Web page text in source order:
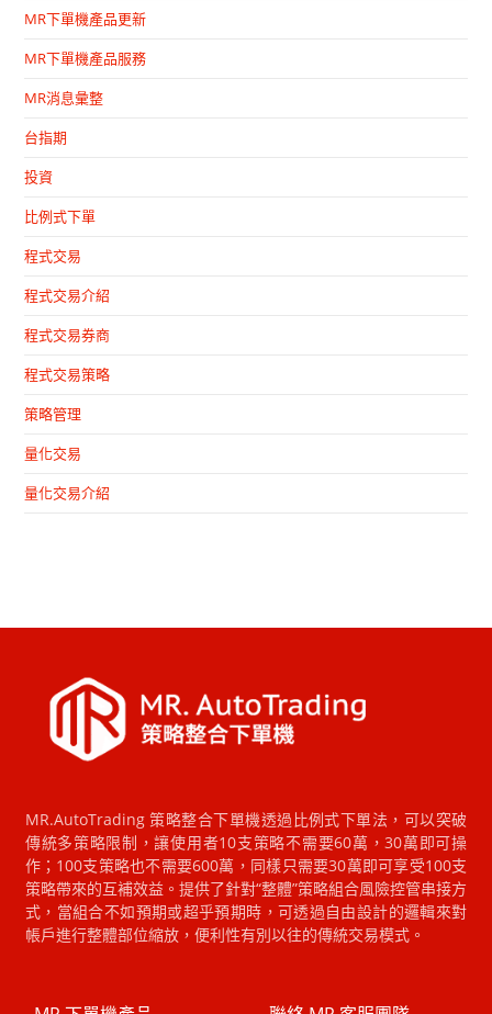
MR下單機產品更新
MR下單機產品服務
MR消息彙整
台指期
投資
比例式下單
程式交易
程式交易介紹
程式交易券商
程式交易策略
策略管理
量化交易
量化交易介紹
MR.AutoTrading 策略整合下單機透過比例式下單法，可以突破
傳統多策略限制，讓使用者10支策略不需要60萬，30萬即可操
作；100支策略也不需要600萬，同樣只需要30萬即可享受100支
策略帶來的互補效益。提供了針對“整體”策略組合風險控管串接方
式，當組合不如預期或超乎預期時，可透過自由設計的邏輯來對
帳戶進行整體部位縮放，便利性有別以往的傳統交易模式。